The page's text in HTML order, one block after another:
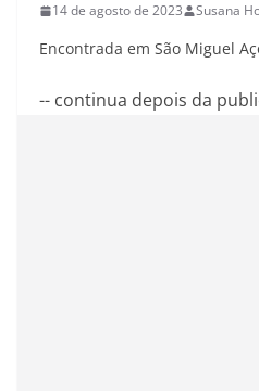
14 de agosto de 2023 Susana
Encontrada em São Miguel
-- continua depois da